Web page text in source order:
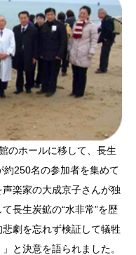
のホールに移して、長生
250名の参加者を集めて
楽家の大成京子さんが独
長生炭鉱の“水非常”を歴
劇を忘れず検証して犠牲
と決意を語られました。